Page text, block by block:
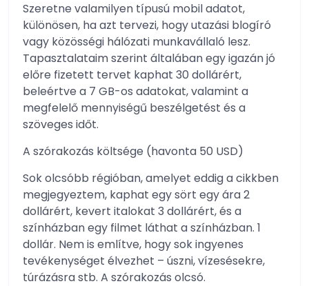
Szeretne valamilyen típusú mobil adatot,
különösen, ha azt tervezi, hogy utazási blogíró
vagy közösségi hálózati munkavállaló lesz.
Tapasztalataim szerint általában egy igazán jó
előre fizetett tervet kaphat 30 dollárért,
beleértve a 7 GB-os adatokat, valamint a
megfelelő mennyiségű beszélgetést és a
szöveges időt.
A szórakozás költsége (havonta 50 USD)
Sok olcsóbb régióban, amelyet eddig a cikkben
megjegyeztem, kaphat egy sört egy ára 2
dollárért, kevert italokat 3 dollárért, és a
színházban egy filmet láthat a színházban. 1
dollár. Nem is említve, hogy sok ingyenes
tevékenységet élvezhet – úszni, vízesésekre,
túrázásra stb. A szórakozás olcsó.